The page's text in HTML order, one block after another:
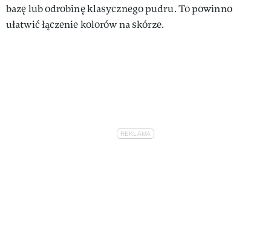
bazę lub odrobinę klasycznego pudru. To powinno
ułatwić łączenie kolorów na skórze.